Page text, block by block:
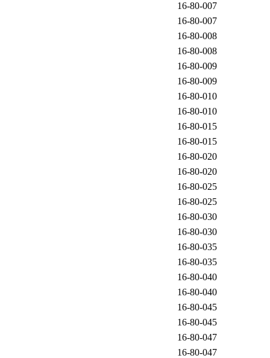
16-80-007
16-80-007
16-80-008
16-80-008
16-80-009
16-80-009
16-80-010
16-80-010
16-80-015
16-80-015
16-80-020
16-80-020
16-80-025
16-80-025
16-80-030
16-80-030
16-80-035
16-80-035
16-80-040
16-80-040
16-80-045
16-80-045
16-80-047
16-80-047